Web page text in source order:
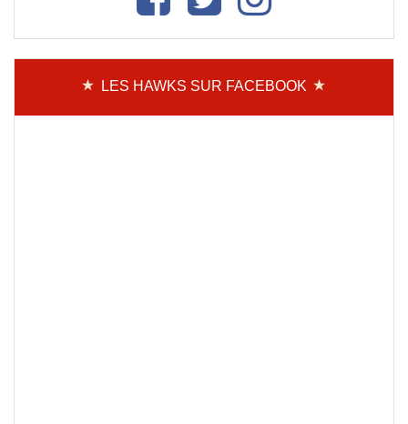
LES HAWKS SUR FACEBOOK